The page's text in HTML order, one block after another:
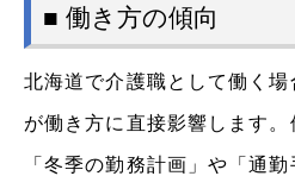
■ 働き方の傾向
北海道で介護職として働く
が働き方に直接影響します
「冬季の勤務計画」や「通